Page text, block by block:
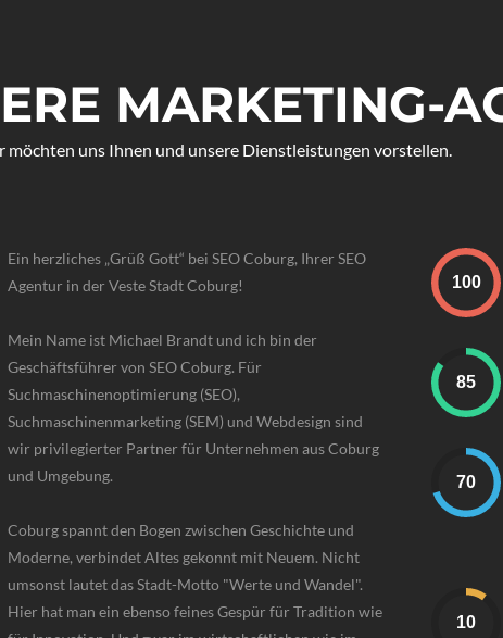
MARKETING-
möchten uns Ihnen und unsere Dienstleistungen vorstellen.
Ein herzliches „Grüß Gott“ bei SEO Coburg, Ihrer SEO
Agentur in der Veste Stadt Coburg!
Mein Name ist Michael Brandt und ich bin der
Geschäftsführer von SEO Coburg. Für
Suchmaschinenoptimierung (SEO),
Suchmaschinenmarketing (SEM) und Webdesign sind
wir privilegierter Partner für Unternehmen aus Coburg
und Umgebung.
Coburg spannt den Bogen zwischen Geschichte und
Moderne, verbindet Altes gekonnt mit Neuem. Nicht
umsonst lautet das Stadt-Motto "Werte und Wandel".
Hier hat man ein ebenso feines Gespür für Tradition wie